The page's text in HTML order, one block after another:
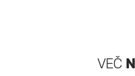
VEČ